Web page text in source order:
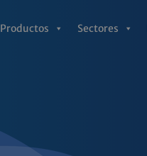
Productos Sectores